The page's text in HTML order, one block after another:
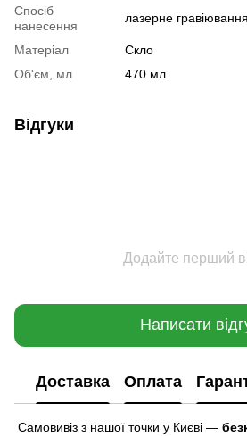
Спосіб
нанесення
лазерне гравіювання
Матеріал
Скло
Об'єм, мл
470 мл
Відгуки
Додайте перший
Написати
Доставка Оплата
Самовивіз з нашої точки у Києві —